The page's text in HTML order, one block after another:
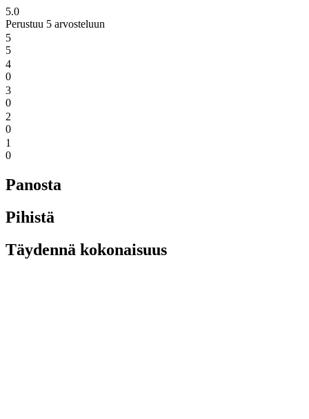
5.0
Perustuu 5 arvosteluun
5
5
4
0
3
0
2
0
1
0
Panosta
Pihistä
Täydennä kokonaisuus